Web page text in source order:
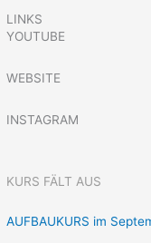
LINKS
YOUTUBE
WEBSITE
INSTAGRAM
KURS FÄLT AUS
AUFBAUKURS im